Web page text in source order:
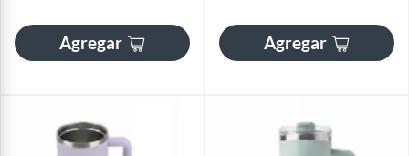
Agregar Agregar